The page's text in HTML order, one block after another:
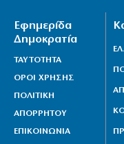
Εφημερίδα
Δημοκρατία
ΤΑΥΤΟΤΗΤΑ
ΟΡΟΙ ΧΡΗΣΗΣ
ΠΟΛΙΤΙΚΗ
ΑΠΟΡΡΗΤΟΥ
ΕΠΙΚΟΙΝΩΝΙΑ